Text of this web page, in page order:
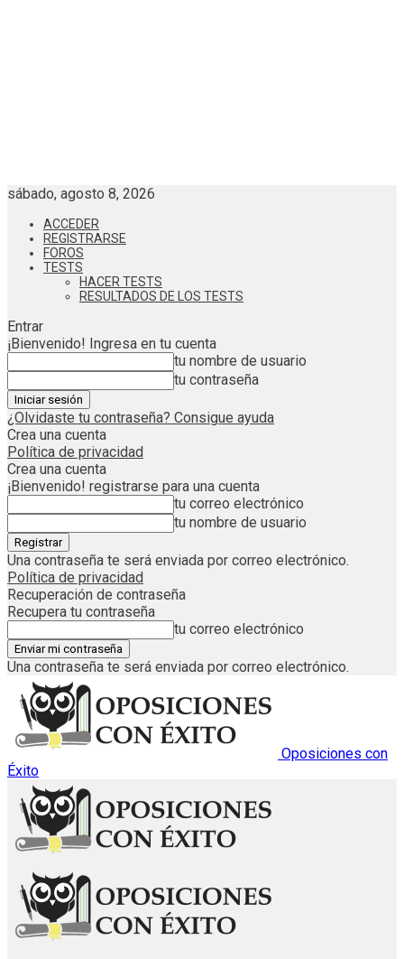
sábado, agosto 8, 2026
ACCEDER
REGISTRARSE
FOROS
TESTS
HACER TESTS
RESULTADOS DE LOS TESTS
Entrar
¡Bienvenido! Ingresa en tu cuenta
tu nombre de usuario
tu contraseña
¿Olvidaste tu contraseña? Consigue ayuda
Crea una cuenta
Política de privacidad
Crea una cuenta
¡Bienvenido! registrarse para una cuenta
tu correo electrónico
tu nombre de usuario
Una contraseña te será enviada por correo electrónico.
Política de privacidad
Recuperación de contraseña
Recupera tu contraseña
tu correo electrónico
Una contraseña te será enviada por correo electrónico.
Oposiciones con
Éxito